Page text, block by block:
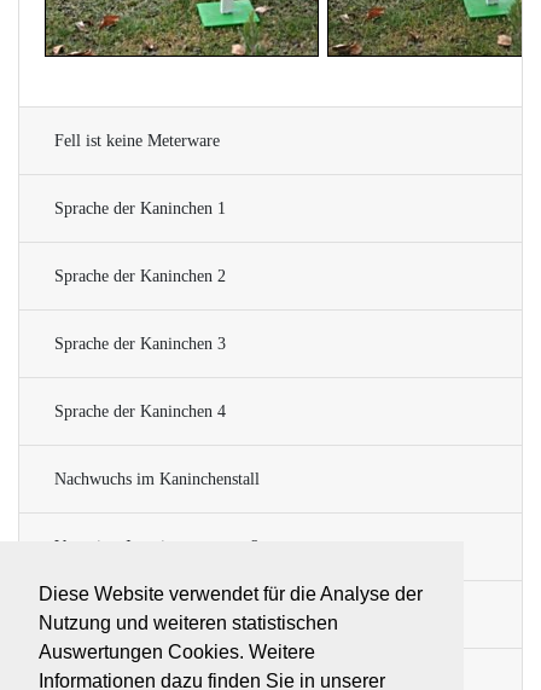
Diese Website verwendet für die Analyse der
Nutzung und weiteren statistischen
Auswertungen Cookies. Weitere
Informationen dazu finden Sie in unserer
Fell ist keine Meterware
Sprache der Kaninchen 1
Sprache der Kaninchen 2
Sprache der Kaninchen 3
Sprache der Kaninchen 4
Nachwuchs im Kaninchenstall
Verwaiste Jungtiere, was nun?
Notwendige Überlegungen vor dem Kauf
Die epizootische Enterocolitis